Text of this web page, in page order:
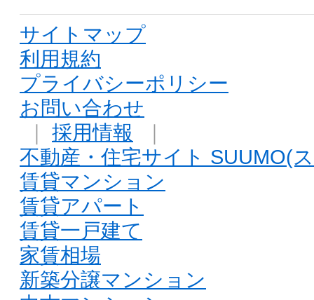
サイトマップ
利用規約
プライバシーポリシー
お問い合わせ
｜ 採用情報 ｜
不動産・住宅サイト SUUMO(
賃貸マンション
賃貸アパート
賃貸一戸建て
家賃相場
新築分譲マンション